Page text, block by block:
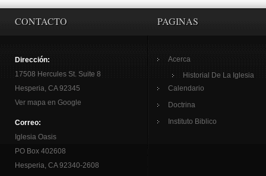
CONTACTO
Dirección:
17508 Hercules St. Suite 8
Hesperia, CA 92345
Ver mapa en Google
Correo:
Iglesia Oasis
PO Box 402608
Hesperia, CA 92340-2608
PAGINAS
Acerca
Historial De La Iglesia
Calendario
Doctrina
Instituto Biblico